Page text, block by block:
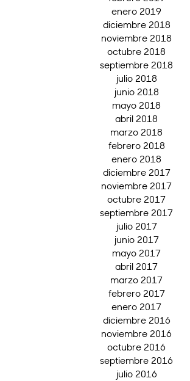
enero 2019
diciembre 2018
noviembre 2018
octubre 2018
septiembre 2018
julio 2018
junio 2018
mayo 2018
abril 2018
marzo 2018
febrero 2018
enero 2018
diciembre 2017
noviembre 2017
octubre 2017
septiembre 2017
julio 2017
junio 2017
mayo 2017
abril 2017
marzo 2017
febrero 2017
enero 2017
diciembre 2016
noviembre 2016
octubre 2016
septiembre 2016
julio 2016